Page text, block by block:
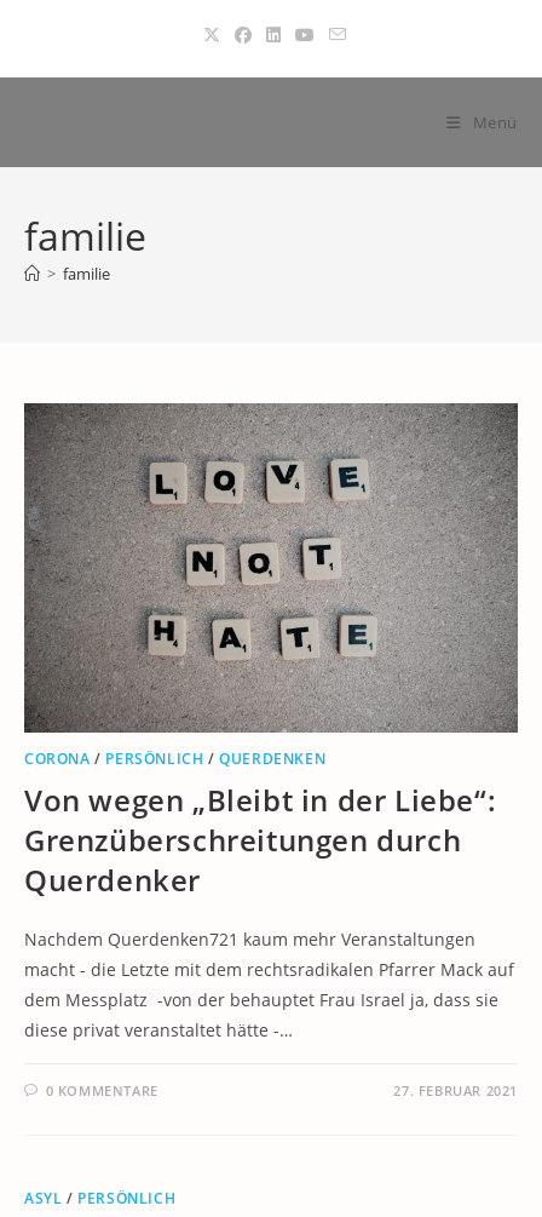
springen
Menü
familie
> familie
CORONA / PERSÖNLICH /QUERDENKEN
Von wegen „Bleibt in der Liebe“:
Grenzüberschreitungen durch
Querdenker
Nachdem Querdenken721 kaum mehr Veranstaltungen
macht - die Letzte mit dem rechtsradikalen Pfarrer Mack auf
dem Messplatz -von der behauptet Frau Israel ja, dass sie
diese privat veranstaltet hätte -…
0 KOMMENTARE 27. FEBRUAR 2021
ASYL / PERSÖNLICH